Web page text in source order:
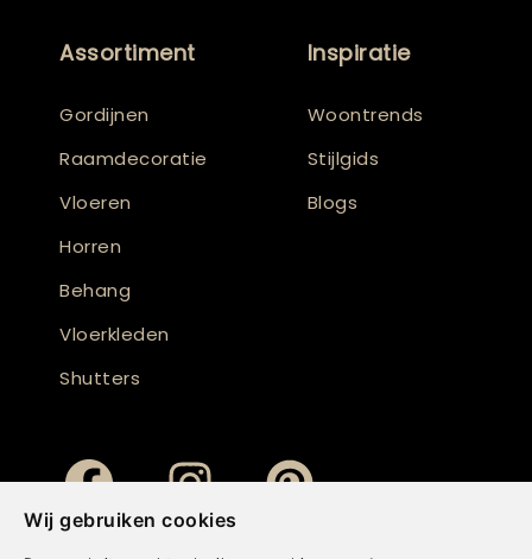
Wij gebruiken cookies
Assortiment
Gordijnen
Raamdecoratie
Vloeren
Horren
Behang
Vloerkleden
Shutters
Inspiratie
Woontrends
Stijlgids
Blogs